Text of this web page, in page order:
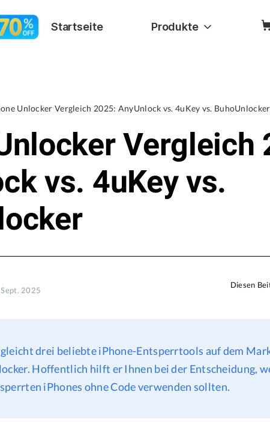
Startseite Produkte
Unlocker Vergleich 2025: AnyUnlock vs. 4uKey vs. BuhoUnlocker
Vergleich
vs. 4uKey vs.
2025
Diesen
drei beliebte iPhone-Entsperrtools auf dem
Hoffentlich hilft er Ihnen bei der Entscheidung,
iPhones ohne Code verwenden sollten.